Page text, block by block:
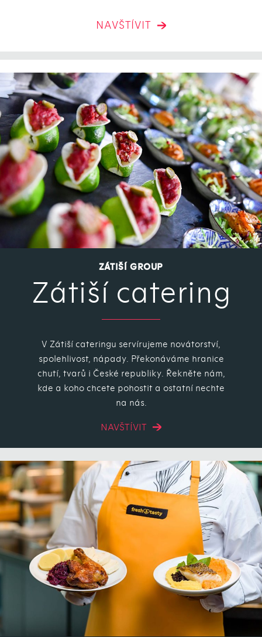
NAVŠTÍVIT
ZÁTIŠÍ GROUP
Zátiší catering
V Zátiší cateringu servírujeme novátorství,
spolehlivost, nápady. Překonáváme hranice
chutí, tvarů i České republiky. Řekněte nám,
kde a koho chcete pohostit a ostatní nechte
na nás.
NAVŠTÍVIT